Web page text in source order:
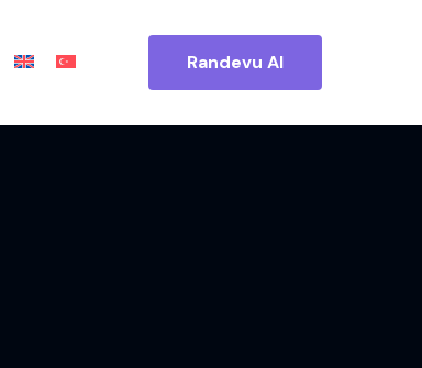
Randevu Al